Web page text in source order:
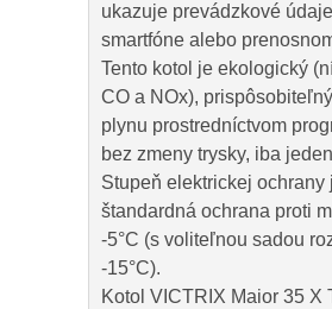
ukazuje prevádzkové
smartfóne alebo
Tento kotol je ekologický
CO a NOx),
plynu prostredníctvom
bez zmeny trysky, iba
Stupeň elektrickej ochrany
štandardná ochrana proti
-5°C (s voliteľnou sadou
-15°C).
Kotol VICTRIX Maior 35 X